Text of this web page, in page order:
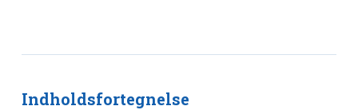
Indholdsfortegnelse